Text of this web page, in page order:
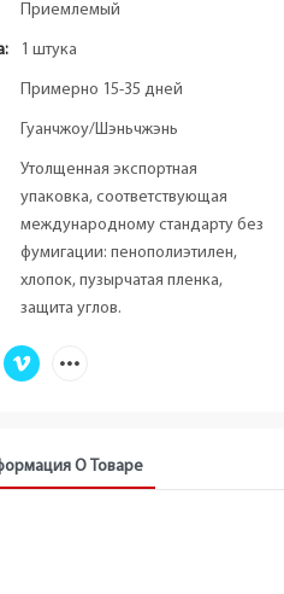
Приемлемый
1 штука
Примерно 15-35 дней
Гуанчжоу/Шэньчжэнь
Утолщенная экспортная
упаковка, соответствующая
международному стандарту без
фумигации: пенополиэтилен,
хлопок, пузырчатая пленка,
защита углов.
О Товаре